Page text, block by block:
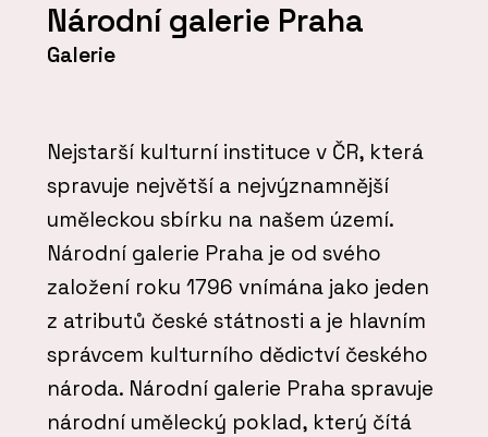
Národní galerie Praha
Galerie
Nejstarší kulturní instituce v ČR, která
spravuje největší a nejvýznamnější
uměleckou sbírku na našem území.
Národní galerie Praha je od svého
založení roku 1796 vnímána jako jeden
z atributů české státnosti a je hlavním
správcem kulturního dědictví českého
národa. Národní galerie Praha spravuje
národní umělecký poklad, který čítá